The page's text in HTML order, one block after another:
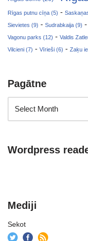
Rīgas putnu cīņa (5) -
Sievietes (9) - Sudrabkaija (9) -
Vagonu parks (12) - Valdis
Vilcieni (7) - Vīrieši (6) - Zaķu
Pagātne
Wordpress
Mediji
Sekot